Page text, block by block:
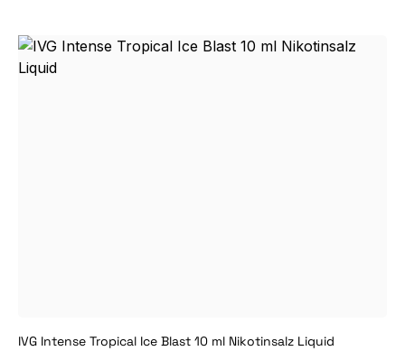
IVG Intense Tropical Ice Blast 10 ml Nikotinsalz Liquid